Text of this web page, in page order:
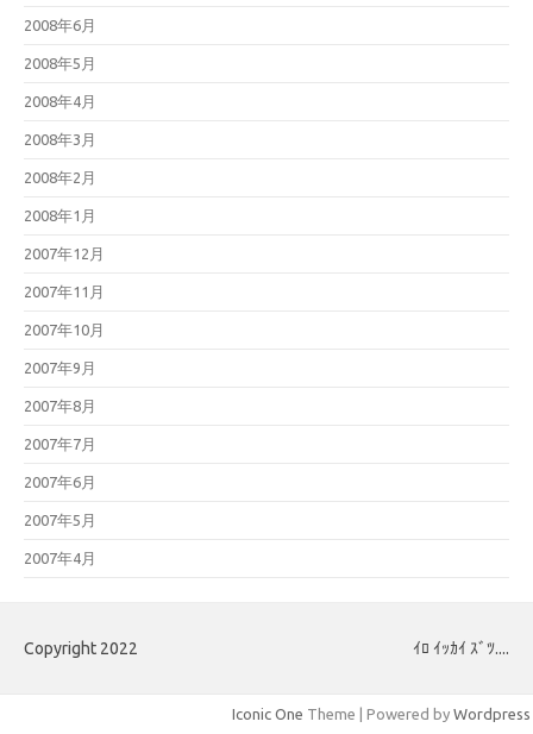
2008年6月
2008年5月
2008年4月
2008年3月
2008年2月
2008年1月
2007年12月
2007年11月
2007年10月
2007年9月
2007年8月
2007年7月
2007年6月
2007年5月
2007年4月
Copyright 2022 ｲﾛ ｲｯｶｲ ｽﾞﾂ....
Iconic One Theme | Powered by Wordpress